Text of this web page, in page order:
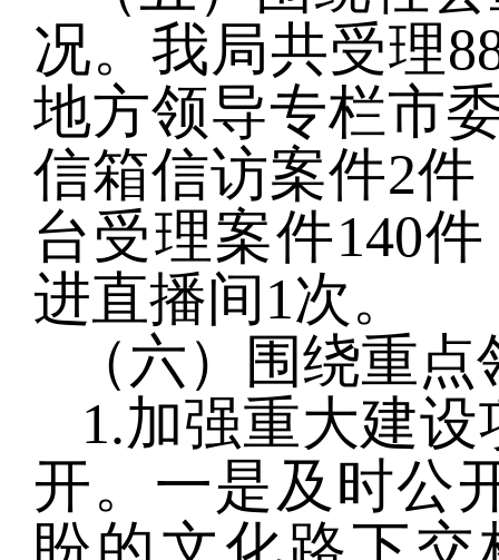
况。我局共受理
地方领导专栏市
信箱信访案件2
台受理案件140
进直播间1次。
（六）围绕重
1.加强重大建
开。一是及时公